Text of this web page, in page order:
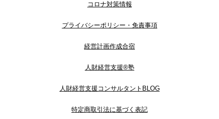
コロナ対策情報
プライバシーポリシー・免責事項
経営計画作成合宿
人財経営支援®︎塾
人財経営支援コンサルタントBLOG
特定商取引法に基づく表記